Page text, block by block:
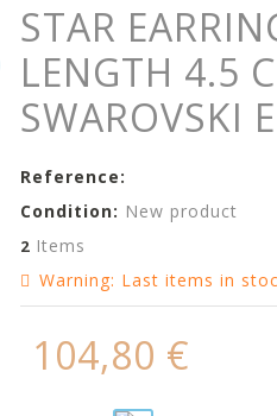
STAR
LENGTH 4.5
SWAROVSKI
Reference:
Condition: New product
2 Items
Warning: Last items in
104,80 €